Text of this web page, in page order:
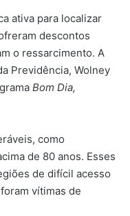
ativa para localizar
descontos
o ressarcimento. A
Previdência, Wolney
Bom Dia,
como
de 80 anos. Esses
de difícil acesso
vítimas de